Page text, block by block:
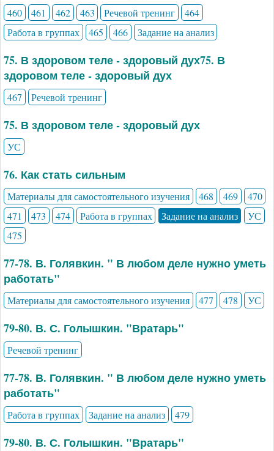
460 461 462 463 Речевой тренинг
464
Работа в группах
465 466 Задание на анализ
75. В здоровом теле - здоровый дух75. В
здоровом теле - здоровый дух
467 Речевой тренинг
75. В здоровом теле - здоровый дух
УС
76. Как стать сильным
Материалы для самостоятельного изучения 468 469
470
471
473 474 Работа в группах Задание на анализ
УС
475
77-78. В. Голявкин. " В любом деле нужно уметь
работать"
Материалы для самостоятельного изучения 477 478 УС
79-80. В. С. Голышкин. "Вратарь"
Речевой тренинг
77-78. В. Голявкин. " В любом деле нужно уметь
работать"
Работа в группах Задание на анализ 479
79-80. В. С. Голышкин. "Вратарь"